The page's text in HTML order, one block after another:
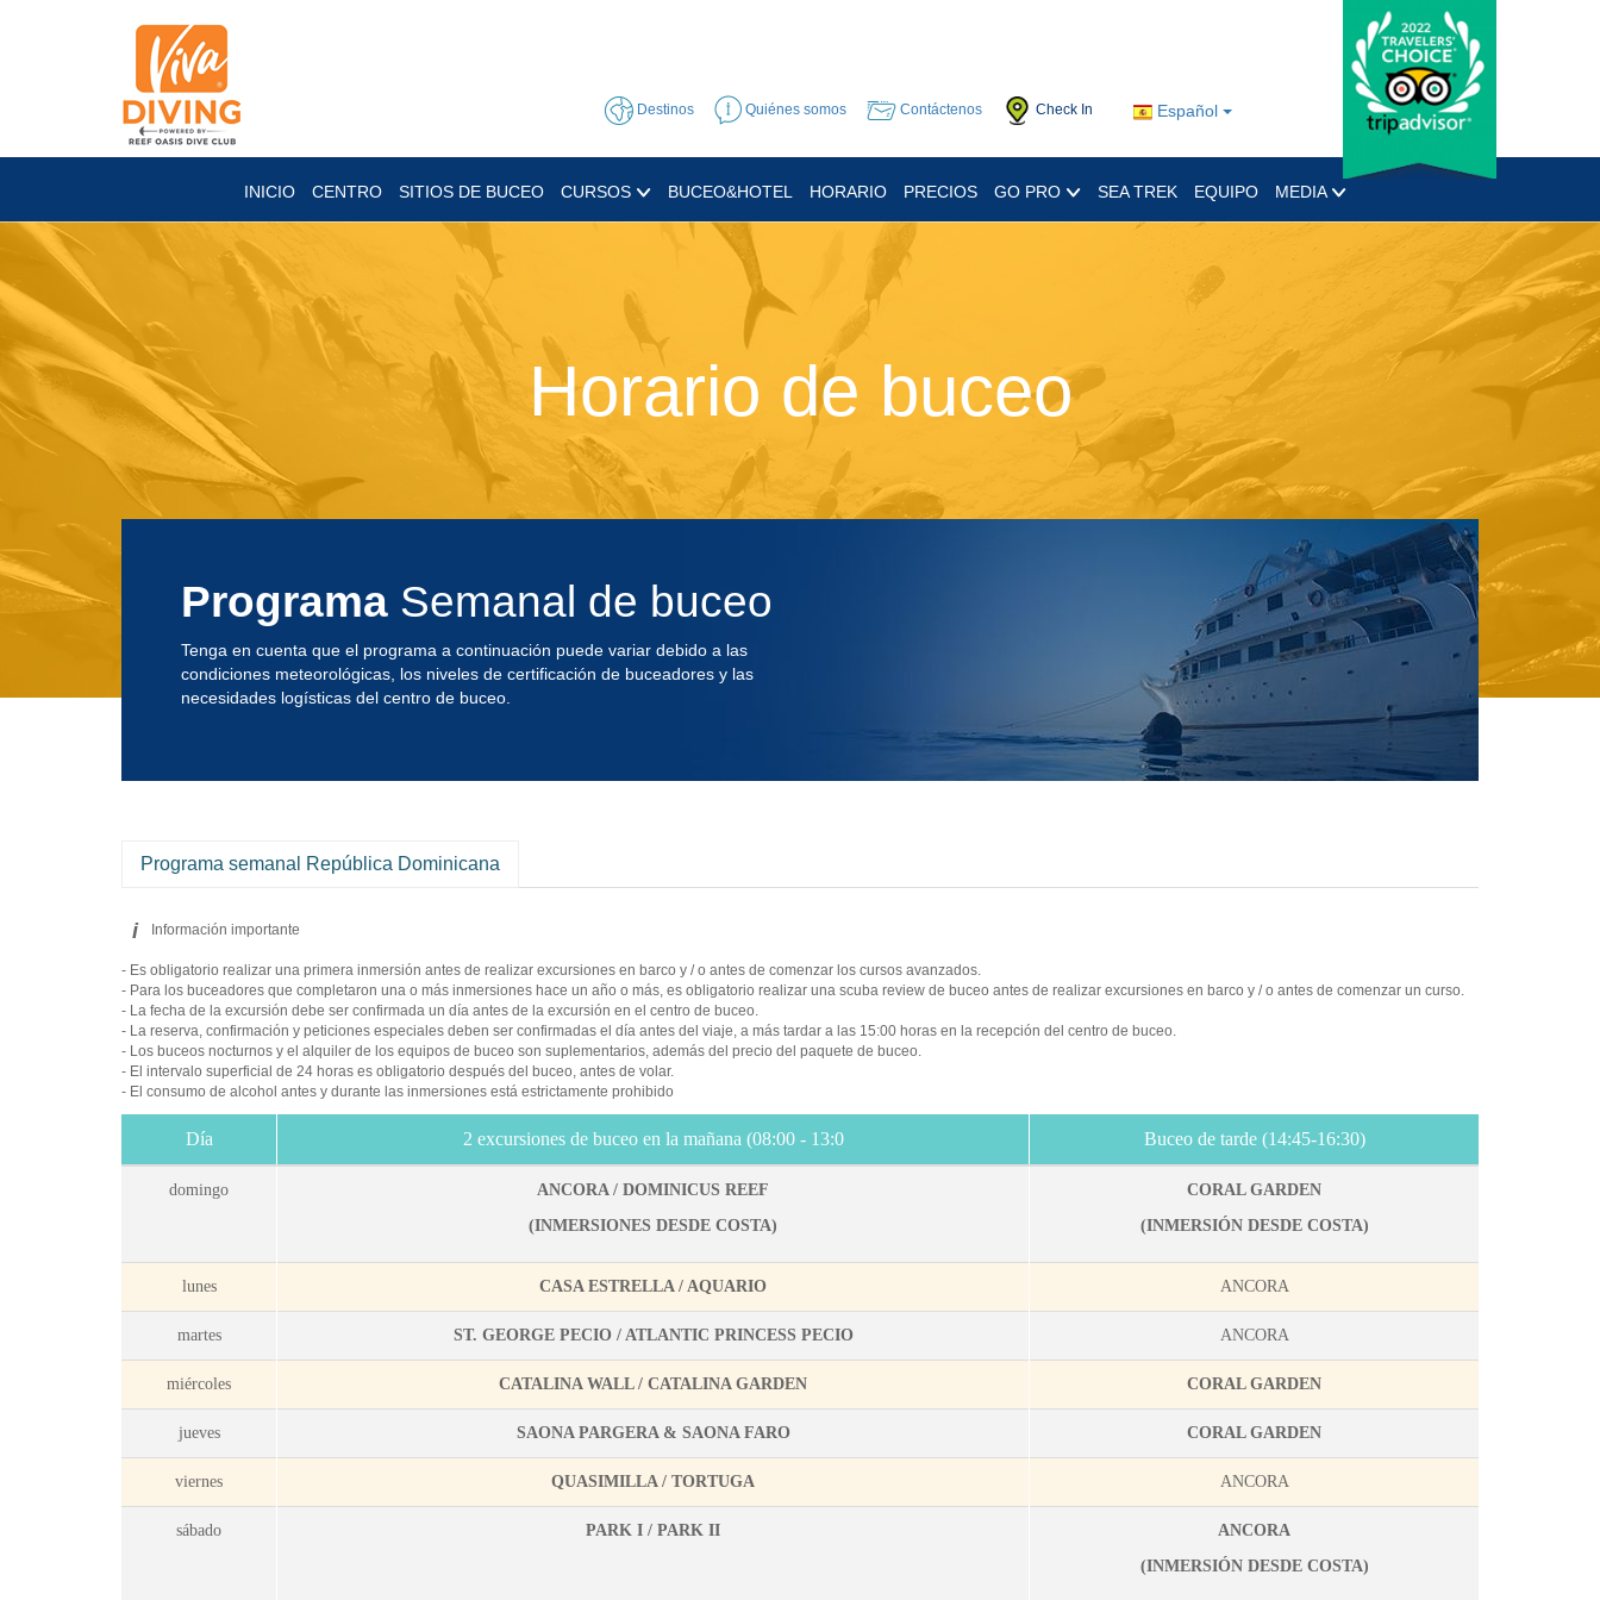
Español
Destinos Quiénes somos Contáctenos Check In
INICIO CENTRO SITIOS DE BUCEO CURSOS BUCEO&HOTEL HORARIO PRECIOS GO PRO SEA TREK EQUIPO MEDIA
Horario de buceo
Programa Semanal de buceo
Tenga en cuenta que el programa a continuación puede variar debido a las
condiciones meteorológicas, los niveles de certificación de buceadores y las
necesidades logísticas del centro de buceo.
Programa semanal República Dominicana
i Información importante
- Es obligatorio realizar una primera inmersión antes de realizar excursiones en barco y / o antes de comenzar los cursos avanzados.
- Para los buceadores que completaron una o más inmersiones hace un año o más, es obligatorio realizar una scuba review de buceo antes de realizar excursiones en barco y / o antes de comenzar un curso.
- La fecha de la excursión debe ser confirmada un día antes de la excursión en el centro de buceo.
- La reserva, confirmación y peticiones especiales deben ser confirmadas el día antes del viaje, a más tardar a las 15:00 horas en la recepción del centro de buceo.
- Los buceos nocturnos y el alquiler de los equipos de buceo son suplementarios, además del precio del paquete de buceo.
- El intervalo superficial de 24 horas es obligatorio después del buceo, antes de volar.
- El consumo de alcohol antes y durante las inmersiones está estrictamente prohibido
Día 2 excursiones de buceo en la mañana (08:00 - 13:0 Buceo de tarde (14:45-16:30)
domingo
ANCORA / DOMINICUS REEF
(INMERSIONES DESDE COSTA)
CORAL GARDEN
(INMERSIÓN DESDE COSTA)
lunes CASA ESTRELLA / AQUARIO ANCORA
martes ST. GEORGE PECIO / ATLANTIC PRINCESS PECIO ANCORA
miércoles CATALINA WALL / CATALINA GARDEN CORAL GARDEN
jueves SAONA PARGERA & SAONA FARO CORAL GARDEN
viernes QUASIMILLA / TORTUGA ANCORA
sábado PARK I / PARK II
ANCORA
(INMERSIÓN DESDE COSTA)